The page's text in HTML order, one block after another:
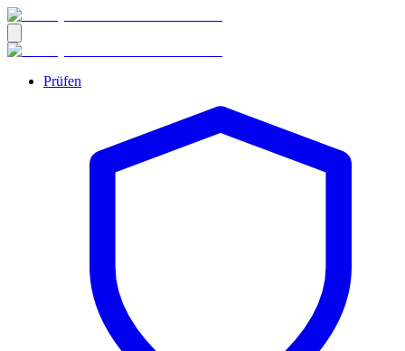
Prüfen